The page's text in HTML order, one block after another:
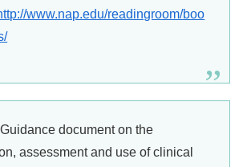
www.nap.edu/readingroom/boo
document on the
assessment and use of clinical